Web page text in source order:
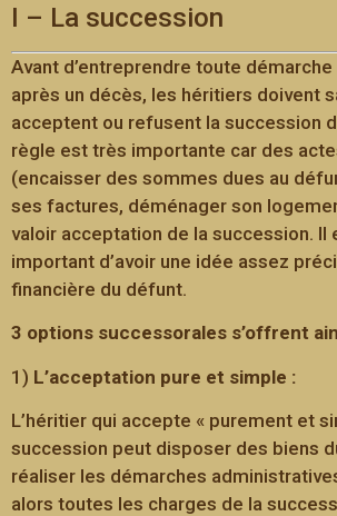
I – La succession
Avant d’entreprendre toute
après un décès, les héritiers doivent
acceptent ou refusent la succession
règle est très importante car des
(encaisser des sommes dues au
ses factures, déménager son
valoir acceptation de la succession. Il
important d’avoir une idée assez
financière du défunt.
3 options successorales s’offrent
1) L’acceptation pure et simple :
L’héritier qui accepte « purement et
succession peut disposer des biens
réaliser les démarches
alors toutes les charges de la